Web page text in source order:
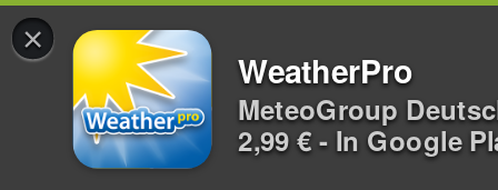
×
WeatherPro
MeteoGroup
2,99 € - In Google